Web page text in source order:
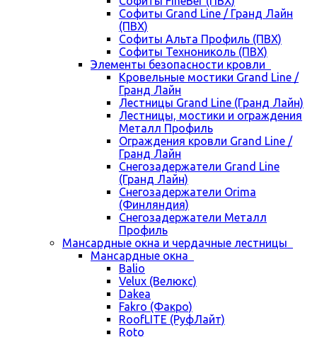
Софиты Grand Line / Гранд Лайн
(ПВХ)
Софиты Альта Профиль (ПВХ)
Софиты Технониколь (ПВХ)
Элементы безопасности кровли
Кровельные мостики Grand Line /
Гранд Лайн
Лестницы Grand Line (Гранд Лайн)
Лестницы, мостики и ограждения
Металл Профиль
Ограждения кровли Grand Line /
Гранд Лайн
Снегозадержатели Grand Line
(Гранд Лайн)
Снегозадержатели Orima
(Финляндия)
Снегозадержатели Металл
Профиль
Мансардные окна и чердачные лестницы
Мансардные окна
Balio
Velux (Велюкс)
Dakea
Fakro (Факро)
RoofLITE (РуфЛайт)
Roto